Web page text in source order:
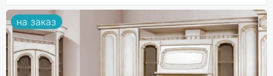
на заказ